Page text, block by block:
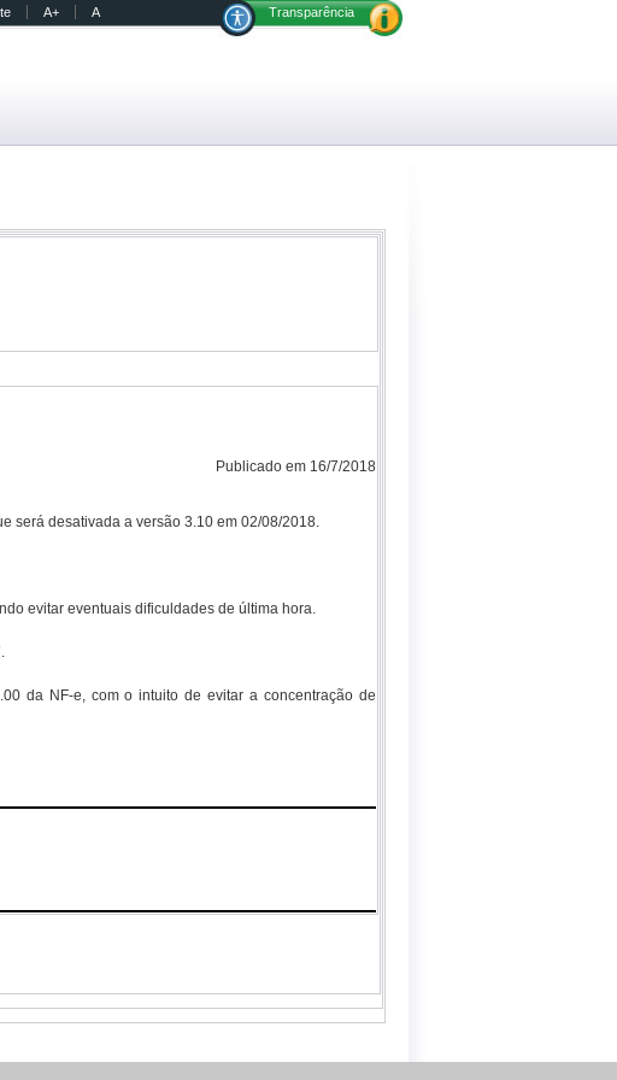
A+ A Transparência
Publicado em 16/7/2018
será desativada a versão 3.10 em 02/08/2018.
evitar eventuais dificuldades de última hora.
da NF-e, com o intuito de evitar a concentração de